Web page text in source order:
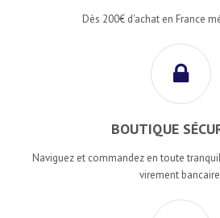
Dès 200€ d'achat en France
BOUTIQUE
Naviguez et commandez en toute
virement